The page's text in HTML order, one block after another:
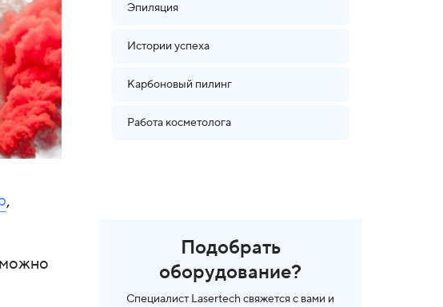
,
Эпиляция
Истории успеха
Карбоновый пилинг
Работа косметолога
Подобрать
оборудование?
Специалист Lasertech свяжется с вами и